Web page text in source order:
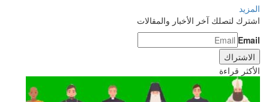
المزيد
اشترك لتصلك آخر الأخبار والمقالات
Email
الأكثر قراءة